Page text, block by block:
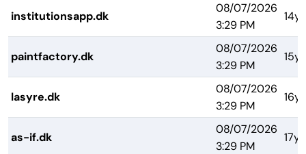
institutionsapp.dk
08/07/2026
3:29 PM
paintfactory.dk
08/07/2026
3:29 PM
lasyre.dk
08/07/2026
3:29 PM
as-if.dk
08/07/2026
3:29 PM